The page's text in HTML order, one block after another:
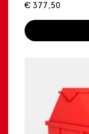
€ 377,50